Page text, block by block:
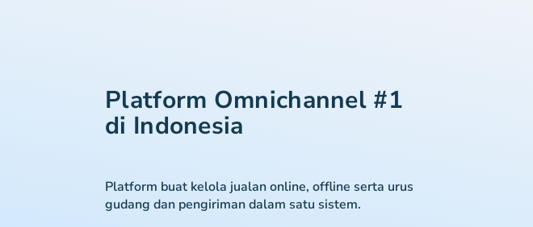
Platform Omnichannel #1
di Indonesia
Platform buat kelola jualan online, offline serta urus
gudang dan pengiriman dalam satu sistem.